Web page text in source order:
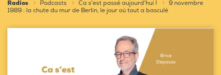
Radios Podcasts Ca s'est passé aujourd'hui !
9 novembre
1989 : la chute du mur de Berlin, le jour où tout a basculé